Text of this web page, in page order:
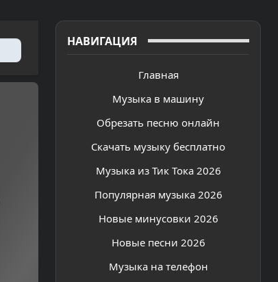
НАВИГАЦИЯ
Главная
Музыка в машину
Обрезать песню онлайн
Скачать музыку бесплатно
Музыка из Тик Тока 2026
Популярная музыка 2026
Новые минусовки 2026
Новые песни 2026
Музыка на телефон